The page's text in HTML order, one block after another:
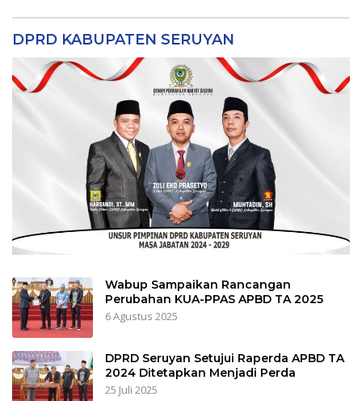
DPRD KABUPATEN SERUYAN
Wabup Sampaikan Rancangan
Perubahan KUA-PPAS APBD TA 2025
6 Agustus 2025
DPRD Seruyan Setujui Raperda APBD TA
2024 Ditetapkan Menjadi Perda
25 Juli 2025